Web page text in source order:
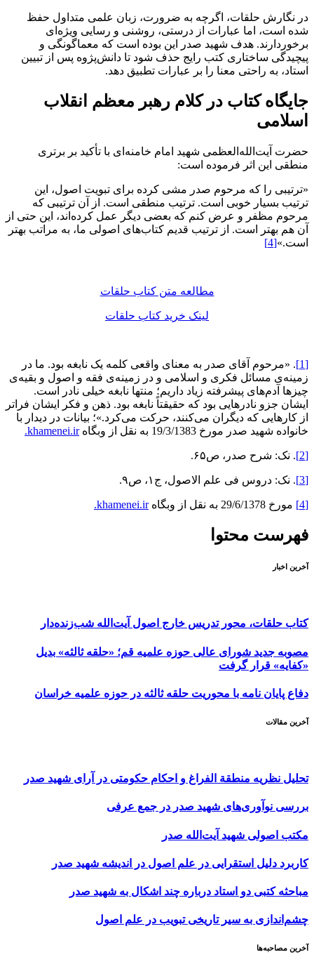
در نگارش حلقات، اگرچه به ضرورت، زبان علمی متداول حفظ
شده است، اما عبارات از درستی، روشنی و رسایی ویژه‌ای
برخوردارند. هدف شهید صدر این بوده است که معماگونگی و
پیچیدگی ساختاری کتب رایج حذف شود تا دانش‌پژوه پس از تبیین
استاد، به راحتی معنا را بر عبارات تطبیق دهد.
جایگاه کتاب در کلام رهبر معظم انقلاب
اسلامی
حضرت آیت‌الله‌العظمی شهید امام خامنه‌ای با تأکید بر برتری
منطقی این اثر فرموده‌ است:
«ترتیبی را که مرحوم صدر مشی کرده برای تبویت اصول، این
ترتیب بسیار خوبی است. ترتیب منطقی است. از آن ترتیبی که
مرحوم مظفر و عرض کنم که بعضی دیگر عمل کرده‌اند، این حتی از
آن هم بهتر است. از ترتیب قدیم کتاب‌های اصولی ما، به مراتب بهتر
است.»[4]
مطالعه متن کتاب حلقات
لینک خرید کتاب حلقات
[1]
. «مرحوم آقای صدر به معنای واقعی کلمه یک نابغه بود. ما در
زمینه‌ی مسائل فکری و اسلامی و در زمینه‌ی فقه و اصول و بقیه‌ی
چیزها آدم‌های پیشرفته زیاد داریم؛ منتها نابغه خیلی نادر است.
ایشان جزو نادرهایی بود که حقیقتاً نابغه بود. ذهن و فکر ایشان فراتر
از کارهایی که دیگران می‌کنند، حرکت می‌کرد.»؛ بیانات در دیدار با
خانواده شهید صدر مورخ 19/3/1383 به نقل از وبگاه
khamenei.ir.
[2] . نک: شرح صدر، ص۶۵.
[3] . نک: دروس فی علم الاصول، ج١، ص٩.
[4] مورخ 29/6/1378 به نقل از وبگاه khamenei.ir.
فهرست محتوا
آخرین اخبار
کتاب حلقات، محور تدریس خارج اصول آیت‌الله شب‌زنده‌دار
مصوبه جدید شورای عالی حوزه علمیه قم؛ «حلقه ثالثه» بدیل
«کفایه» قرار گرفت
دفاع پایان نامه با محوریت حلقه ثالثه در حوزه علمیه خراسان
آخرین مقالات
تحلیل نظریه منطقة الفراغ و احکام حکومتی در آرای شهید صدر
بررسی نوآوری‌های شهید صدر در جمع عرفی
مکتب اصولی شهید آیت‌الله صدر
کاربرد دلیل استقرایی در علم اصول در اندیشه شهید صدر
مباحثه کتبی دو استاد درباره چند اشکال به شهید صدر
چشم‌اندازى به سیر تاریخى تبویب در علم اصول
آخرین مصاحبه‌ها